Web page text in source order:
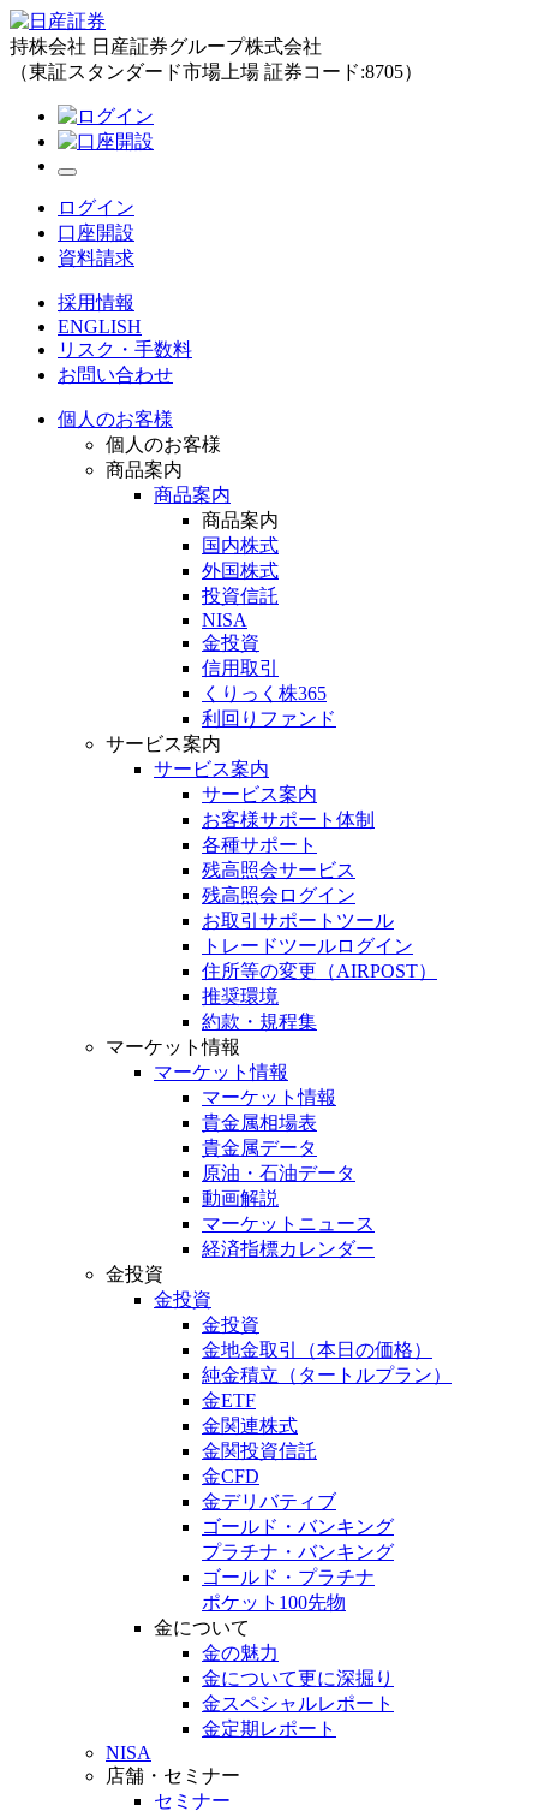
持株会社 日産証券グループ株式会社
（東証スタンダード市場上場 証券コード:8705）
ログイン
口座開設
資料請求
採用情報
ENGLISH
リスク・手数料
お問い合わせ
個人のお客様
個人のお客様
商品案内
商品案内
商品案内
国内株式
外国株式
投資信託
NISA
金投資
信用取引
くりっく株365
利回りファンド
サービス案内
サービス案内
サービス案内
お客様サポート体制
各種サポート
残高照会サービス
残高照会ログイン
お取引サポートツール
トレードツールログイン
住所等の変更（AIRPOST）
推奨環境
約款・規程集
マーケット情報
マーケット情報
マーケット情報
貴金属相場表
貴金属データ
原油・石油データ
動画解説
マーケットニュース
経済指標カレンダー
金投資
金投資
金投資
金地金取引
（本日の価格）
純金積立 （タートルプラン）
金ETF
金関連株式
金関投資信託
金CFD
金デリバティブ
ゴールド・バンキング
プラチナ・バンキング
ゴールド・プラチナ
ポケット100先物
金について
金の魅力
金について更に深掘り
金スペシャルレポート
金定期レポート
NISA
店舗・セミナー
セミナー